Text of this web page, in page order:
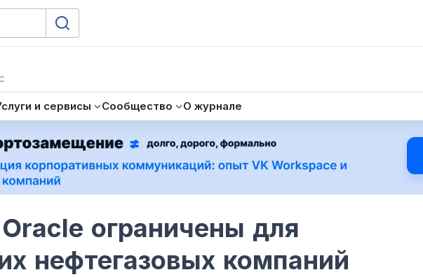
и сервисы Сообщество О журнале
ограничены для
нефтегазовых компаний